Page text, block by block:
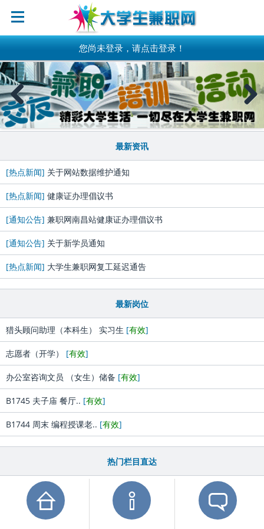
您尚未登录，请点击登录！
Previous Next
最新资讯
[热点新闻] 关于网站数据维护通知
[热点新闻] 健康证办理倡议书
[通知公告] 兼职网南昌站健康证办理倡议书
[通知公告] 关于新学员通知
[热点新闻] 大学生兼职网复工延迟通告
最新岗位
猎头顾问助理（本科生） 实习生 [有效]
志愿者（开学） [有效]
办公室咨询文员 （女生）储备 [有效]
B1745 夫子庙 餐厅.. [有效]
B1744 周末 编程授课老.. [有效]
热门栏目直达